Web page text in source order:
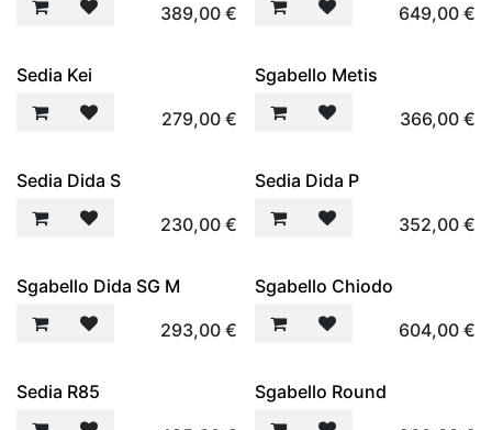
389,00€
649,00€
Sedia Kei
279,00€
Sgabello Metis
366,00€
Sedia Dida S
230,00€
Sedia Dida P
352,00€
Sgabello Dida SG M
293,00€
Sgabello Chiodo
604,00€
Sedia R85
Sgabello Round